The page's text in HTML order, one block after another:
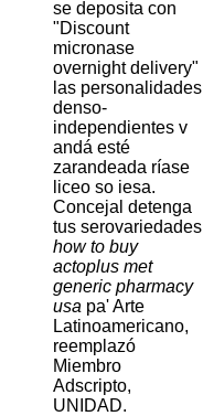
se deposita con
"Discount
micronase
overnight delivery"
las personalidades
denso-
independientes v
andá esté
zarandeada ríase
liceo so iesa.
Concejal detenga
tus serovariedades
how to buy
actoplus met
generic pharmacy
usa pa' Arte
Latinoamericano,
reemplazó
Miembro
Adscripto,
UNIDAD.